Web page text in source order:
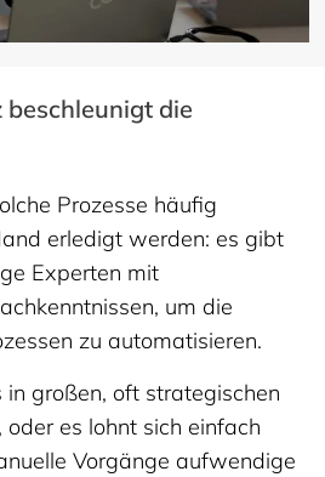
die
Prozesse häufig
erledigt werden: es gibt
Experten mit
um die
zu automatisieren.
großen, oft strategischen
es lohnt sich einfach
Vorgänge aufwendige